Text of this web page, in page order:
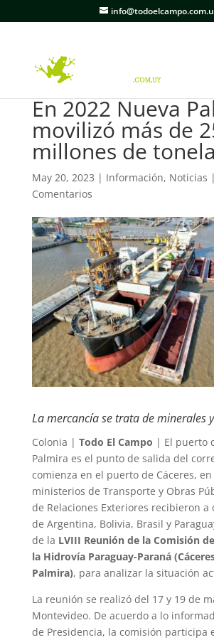
En 2022 Nueva
movilizó más de
millones de
May 20, 2023 | Información, Noticias |
Comentarios
La mercancía se trata de minerales
Colonia | Todo El Campo | El puerto
Palmira es el punto de salida del
comienza en el puerto de Cáceres, en
ministerios de Transporte y Obras
de Relaciones Exteriores recibieron a
de Argentina, Bolivia, Brasil y
de la LVIII Reunión de la Comisión
la Hidrovía Paraguay-Paraná
Palmira), para analizar la situación
La reunión se realizó del 17 y 19 de
Montevideo. De acuerdo a lo
de Presidencia, la comisión participa